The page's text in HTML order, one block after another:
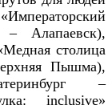
– Алапаевск),
столица
Пышма),
–
inclusive»